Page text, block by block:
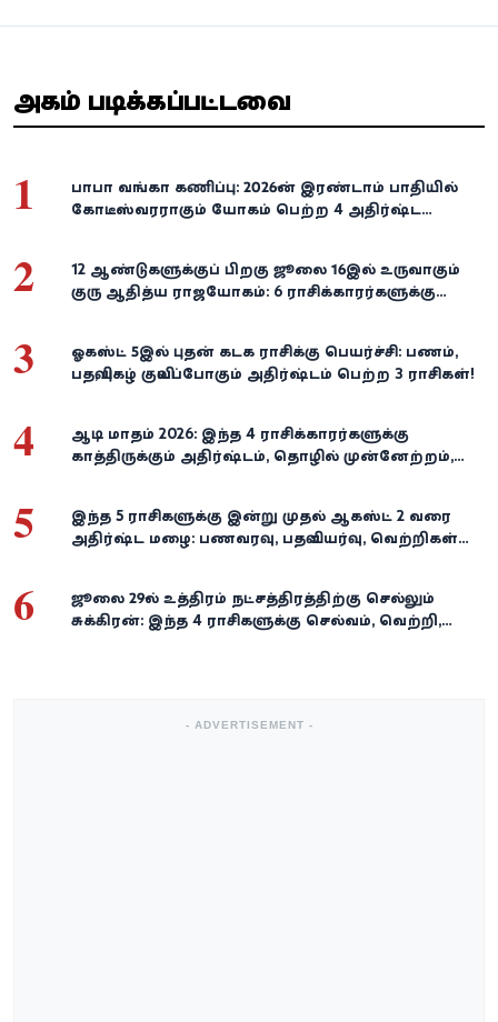
அதிகம் படிக்கப்பட்டவை
1
பாபா வங்கா கணிப்பு: 2026-ன் இரண்டாம் பாதியில்
கோடீஸ்வரராகும் யோகம் பெற்ற 4 அதிர்ஷ்ட
2
12 ஆண்டுகளுக்குப் பிறகு ஜூலை 16இல் உருவாகும்
குரு ஆதித்ய ராஜயோகம்: 6 ராசிக்காரர்களுக்கு
3
ஓகஸ்ட் 5இல் புதன் கடக ராசிக்கு பெயர்ச்சி: பணம்,
பதவி, புகழ் குவியப்போகும் அதிர்ஷ்டம் பெற்ற 3 ராசிகள்!
4
ஆடி மாதம் 2026: இந்த 4 ராசிக்காரர்களுக்கு
காத்திருக்கும் அதிர்ஷ்டம், தொழில் முன்னேற்றம்,
5
இந்த 5 ராசிகளுக்கு இன்று முதல் ஆகஸ்ட் 2 வரை
அதிர்ஷ்ட மழை: பணவரவு, பதவி உயர்வு, வெற்றிகள்
6
ஜூலை 29-ல் உத்திரம் நட்சத்திரத்திற்கு செல்லும்
சுக்கிரன்: இந்த 4 ராசிகளுக்கு செல்வம், வெற்றி,
- ADVERTISEMENT -